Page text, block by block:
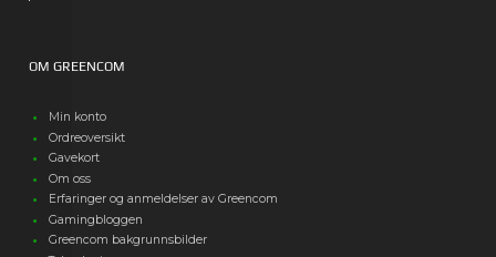
OM GREENCOM
Min konto
Ordreoversikt
Gavekort
Om oss
Erfaringer og anmeldelser av Greencom
Gamingbloggen
Greencom bakgrunnsbilder